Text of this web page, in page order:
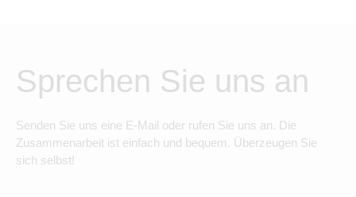
Sprechen Sie uns an
Senden Sie uns eine E-Mail oder rufen Sie uns an. Die
Zusammenarbeit ist einfach und bequem. Überzeugen Sie
sich selbst!